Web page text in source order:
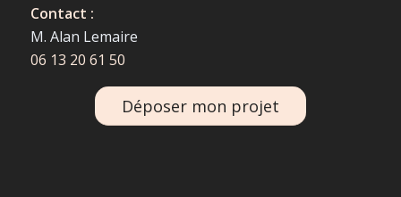
Contact :
M. Alan Lemaire
06 13 20 61 50
Déposer mon projet